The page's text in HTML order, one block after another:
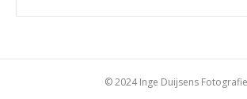
© 2024 Inge Duijsens